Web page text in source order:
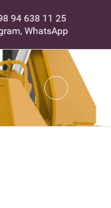
94 638 11 25
WhatsApp
...